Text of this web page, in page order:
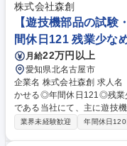
株式会社森創
【遊技機部品の試験
間休日121 残業少な
月給22万円以上
愛知県北名古屋市
企業名 株式会社森創 求人名 【遊技機部品の試験・評価スタッフ】経験活
かせる◎年間休日121◎残業少なめ 仕事の内容 遊技機の総
である当社にて、主に遊技
ます。具体的には以下の業務をお願い
業界未経験歓迎 年間休日120